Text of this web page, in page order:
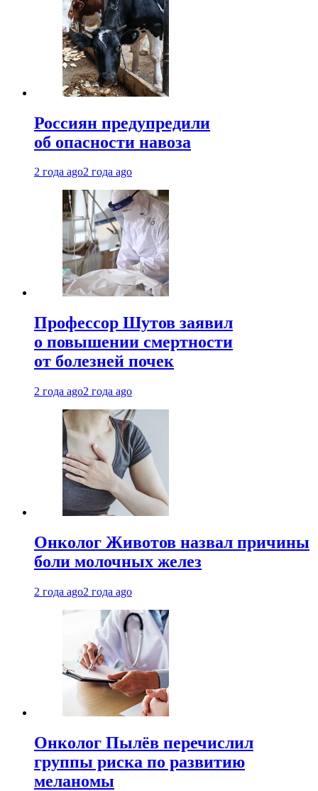
Россиян предупредили
об опасности навоза
2 года ago2 года ago
Профессор Шутов заявил
о повышении смертности
от болезней почек
2 года ago2 года ago
Онколог Животов назвал причины
боли молочных желез
2 года ago2 года ago
Онколог Пылёв перечислил
группы риска по развитию
меланомы